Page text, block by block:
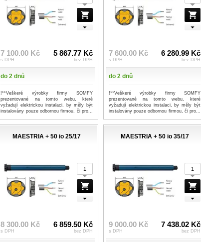
7 100.00 Kč
s DPH
5 867.77 Kč
bez DPH
do 2 dnů
!**Veškeré výrobky firmy SOMFY
prezentované na tomto webu, které
vyžadují elektrickou instalaci, by měly být
instalovány pouze odbornou firmou, či pro...
7 600.00 Kč
s DPH
6 280.99 Kč
bez DPH
do 2 dnů
!**Veškeré výrobky firmy SOMFY
prezentované na tomto webu, které
vyžadují elektrickou instalaci, by měly být
instalovány pouze odbornou firmou, či pro...
MAESTRIA + 50 io 25/17
8 300.00 Kč
s DPH
6 859.50 Kč
bez DPH
MAESTRIA + 50 io 35/17
9 000.00 Kč
s DPH
7 438.02 Kč
bez DPH